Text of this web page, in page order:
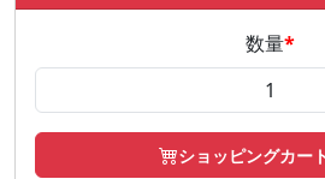
数量*
ショッピングカー